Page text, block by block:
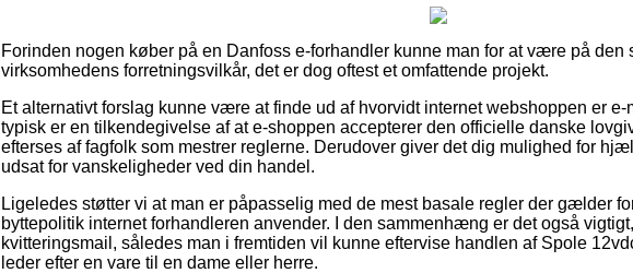
Forinden nogen køber på en Danfoss e-forhandler kunne man for at være på den
virksomhedens forretningsvilkår, det er dog oftest et omfattende projekt.
Et alternativt forslag kunne være at finde ud af hvorvidt internet webshoppen er
typisk er en tilkendegivelse af at e-shoppen accepterer den officielle danske
efterses af fagfolk som mestrer reglerne. Derudover giver det dig mulighed for
udsat for vanskeligheder ved din handel.
Ligeledes støtter vi at man er påpasselig med de mest basale regler der gælder
byttepolitik internet forhandleren anvender. I den sammenhæng er det også
kvitteringsmail, således man i fremtiden vil kunne eftervise handlen af Spole
leder efter en vare til en dame eller herre.